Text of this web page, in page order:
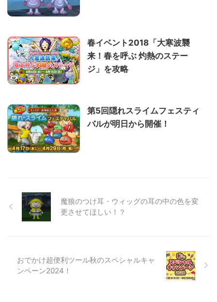
春イベント2018「大寒波襲
来！春を呼ぶ 灼熱のステー
ジ」を攻略
第5回隠れスライムフェスティ
バルが明日から開催！
魔狼のつけ耳・ウィッグの耳の中の色を変
更させてほしい！？
おでかけ超便利ツール秋のスペシャルキャ
ンペーン2024！